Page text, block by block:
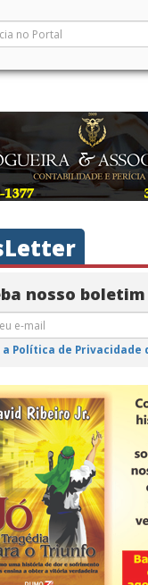
nosso
Política de Privacidade